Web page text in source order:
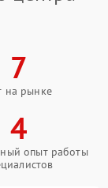
7
на рынке
4
опыт работы